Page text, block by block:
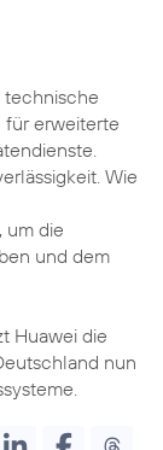
technische
für erweiterte
Wie
, um die
und dem
Huawei die
nun